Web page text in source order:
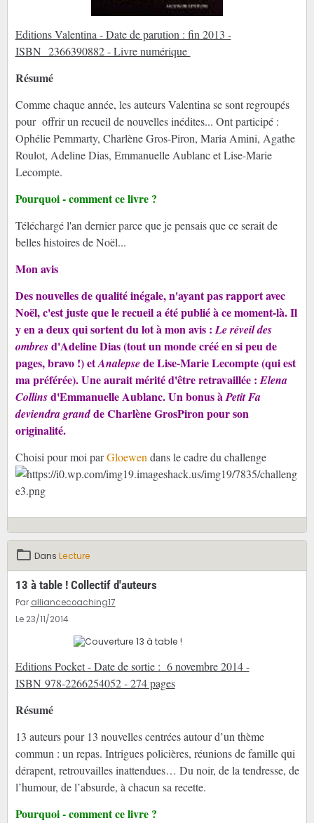
Editions Valentina - Date de parution : fin 2013 -
ISBN 2366390882 - Livre numérique
Résumé
Comme chaque année, les auteurs Valentina se sont regroupés
pour offrir un recueil de nouvelles inédites... Ont participé :
Ophélie Pemmarty, Charlène Gros-Piron, Maria Amini, Agathe
Roulot, Adeline Dias, Emmanuelle Aublanc et Lise-Marie
Lecompte.
Pourquoi - comment ce livre ?
Téléchargé l'an dernier parce que je pensais que ce serait de
belles histoires de Noël...
Mon avis
Des nouvelles de qualité inégale, n'ayant pas rapport avec
Noël, c'est juste que le recueil a été publié à ce moment-là. Il
y en a deux qui sortent du lot à mon avis :Le réveil des
ombresd'Adeline Dias (tout un monde créé en si peu de
pages, bravo !) etAnalepsede Lise-Marie Lecompte (qui est
ma préférée). Une aurait mérité d'être retravaillée :Elena
Collinsd'Emmanuelle Aublanc. Un bonus àPetit Fa
deviendra grandde Charlène GrosPiron pour son
originalité.
Choisi pour moi parGloewendans le cadre du challenge
Dans Lecture
13 à table ! Collectif d'auteurs
Par alliancecoaching17
Le 23/11/2014
Editions Pocket - Date de sortie : 6 novembre 2014 -
ISBN 978-2266254052 - 274 pages
Résumé
13 auteurs pour 13 nouvelles centrées autour d’un thème
commun : un repas. Intrigues policières, réunions de famille qui
dérapent, retrouvailles inattendues… Du noir, de la tendresse, de
l’humour, de l’absurde, à chacun sa recette.
Pourquoi - comment ce livre ?